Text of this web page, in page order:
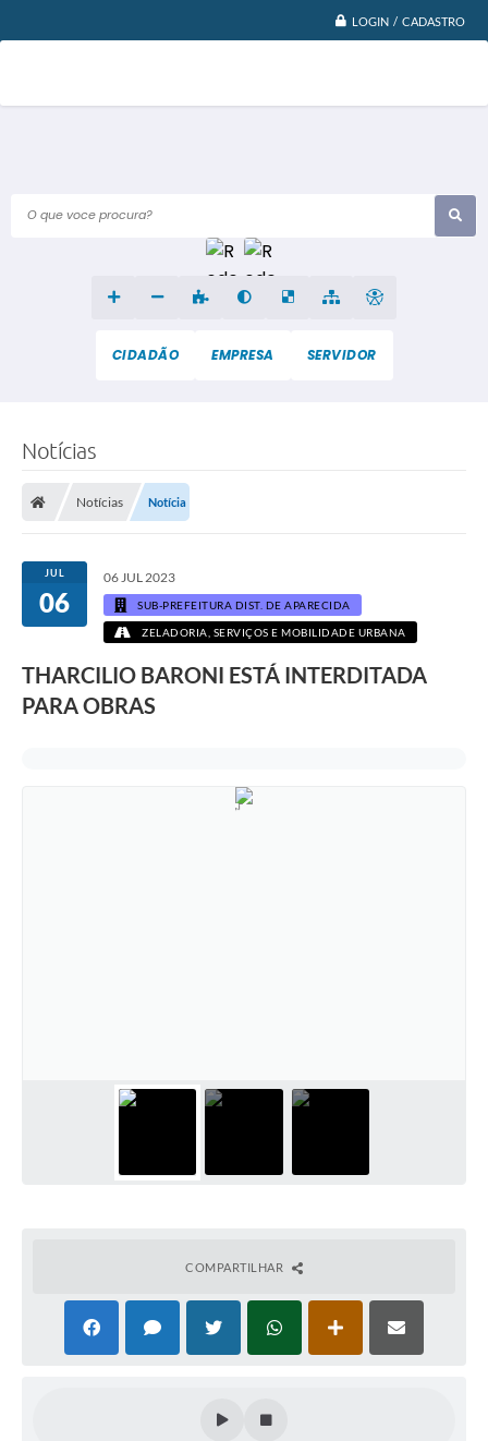
LOGIN / CADASTRO
O que voce procura?
CIDADÃO EMPRESA SERVIDOR
Notícias
Notícias Notícia
JUL
06
06 JUL 2023
SUB-PREFEITURA DIST. DE APARECIDA
ZELADORIA, SERVIÇOS E MOBILIDADE URBANA
THARCILIO BARONI ESTÁ INTERDITADA
PARA OBRAS
COMPARTILHAR